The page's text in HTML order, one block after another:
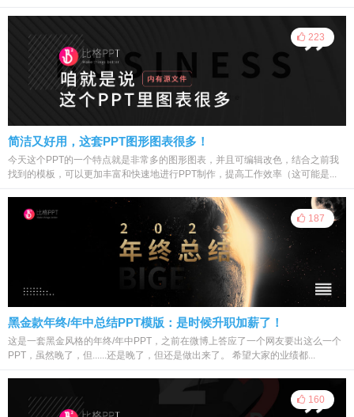
223
简洁又好用，这套PPT图形图表很多！
今天这个PPT的一个特点就是非常多的图形图表，并且可编辑改色，结合之前我
找到的模板，可以更加丰富和快速地进行PPT制作，提高工作效率（这可能是...
187
黑金款年终/年中总结PPT模版：是时候升职加薪了！
这是一套黑金风格的年终/年中PPT，之前在微博上答应了一个网友要出这么一个
PPT，虽然晚了，但......还是晚了，但还是做出来了。 希望大家的业绩都...
160